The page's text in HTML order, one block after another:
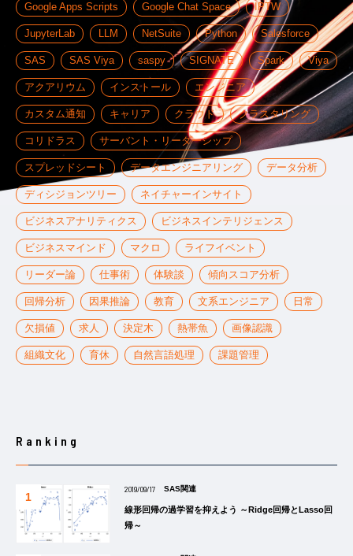
Google Apps Scripts Google Chat Space IPTW
JupyterLab LLM NetSuite Python Salesforce
SAS SAS Viya saspy SIGNATE Spark Viya
アクアリウム インストール エンジニア
カスタム通知 キャリア クラウド クラスタリング
コリドラス サーバント・リーダーシップ
スプレッドシート データエンジニアリング データ分析
ディシジョンツリー ネイチャーインサイト
ビジネスアナリティクス ビジネスインテリジェンス
ビジネスマインド マクロ ライフイベント
リーダー論 仕事術 体験談 傾向スコア分析
回帰分析 因果推論 教育 文系エンジニア 日常
欠損値 求人 決定木 熱帯魚 画像認識
組織文化 育休 自然言語処理 課題管理
Ranking
2019/09/17 SAS関連
線形回帰の過学習を抑えよう ～Ridge回帰とLasso回
帰～